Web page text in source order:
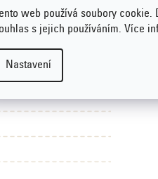
Tento web používá soubory
s jejich používáním. Více
Nastavení